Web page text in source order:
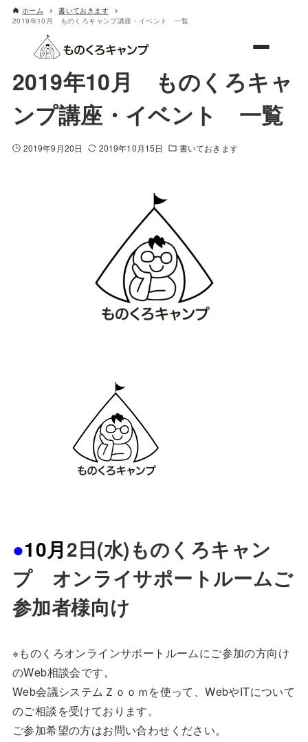
ホーム
書いておきます
2019年10月 ものくろキャンプ講座・イベント 一覧
2019年10月 ものくろキャ
ンプ講座・イベント 一覧
2019年9月20日 2019年10月15日 書いておきます
●10月2日(水)ものくろキャン
プ オンライサポートルームご
参加者様向け
※ものくろオンラインサポートルームにご参加の方向け
のWeb相談会です。
Web会議システムＺｏｏｍを使って、WebやITについて
のご相談を受けております。
ご参加希望の方はお問い合わせください。